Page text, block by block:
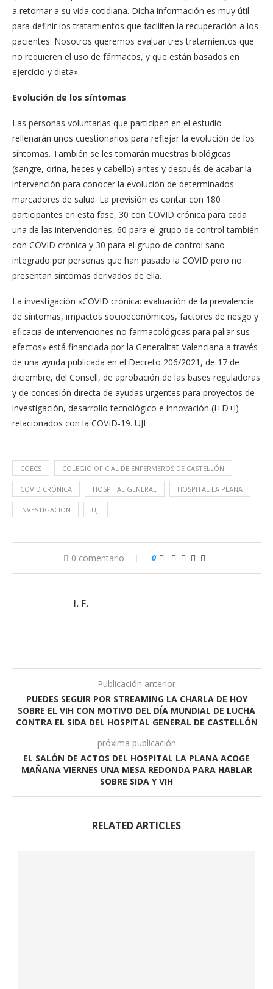
a retornar a su vida cotidiana. Dicha información es muy útil
para definir los tratamientos que faciliten la recuperación a los
pacientes. Nosotros queremos evaluar tres tratamientos que
no requieren el uso de fármacos, y que están basados en
ejercicio y dieta».
Evolución de los síntomas
Las personas voluntarias que participen en el estudio
rellenarán unos cuestionarios para reflejar la evolución de los
síntomas. También se les tomarán muestras biológicas
(sangre, orina, heces y cabello) antes y después de acabar la
intervención para conocer la evolución de determinados
marcadores de salud. La previsión es contar con 180
participantes en esta fase, 30 con COVID crónica para cada
una de las intervenciones, 60 para el grupo de control también
con COVID crónica y 30 para el grupo de control sano
integrado por personas que han pasado la COVID pero no
presentan síntomas derivados de ella.
La investigación «COVID crónica: evaluación de la prevalencia
de síntomas, impactos socioeconómicos, factores de riesgo y
eficacia de intervenciones no farmacológicas para paliar sus
efectos» está financiada por la Generalitat Valenciana a través
de una ayuda publicada en el Decreto 206/2021, de 17 de
diciembre, del Consell, de aprobación de las bases reguladoras
y de concesión directa de ayudas urgentes para proyectos de
investigación, desarrollo tecnológico e innovación (I+D+i)
relacionados con la COVID-19. UJI
COECS COLEGIO OFICIAL DE ENFERMEROS DE CASTELLÓN
COVID CRÓNICA HOSPITAL GENERAL HOSPITAL LA PLANA
INVESTIGACIÓN UJI
0 comentario 0
I. F.
Publicación anterior
PUEDES SEGUIR POR STREAMING LA CHARLA DE HOY
SOBRE EL VIH CON MOTIVO DEL DÍA MUNDIAL DE LUCHA
CONTRA EL SIDA DEL HOSPITAL GENERAL DE CASTELLÓN
próxima publicación
EL SALÓN DE ACTOS DEL HOSPITAL LA PLANA ACOGE
MAÑANA VIERNES UNA MESA REDONDA PARA HABLAR
SOBRE SIDA Y VIH
RELATED ARTICLES